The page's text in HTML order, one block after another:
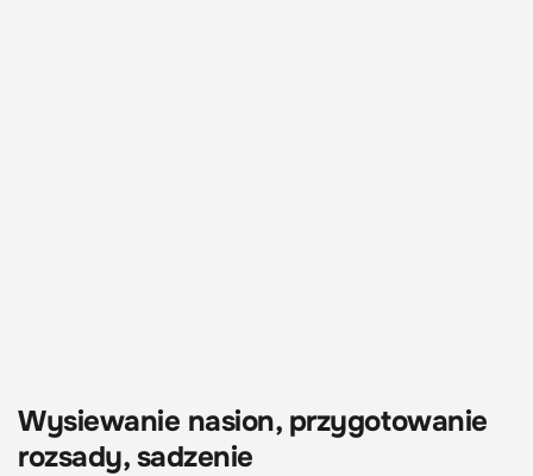
Wysiewanie nasion, przygotowanie
rozsady, sadzenie